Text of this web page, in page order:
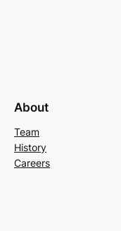
About
Team
History
Careers